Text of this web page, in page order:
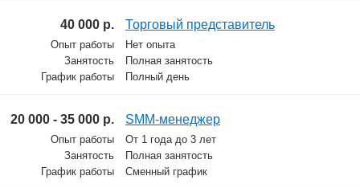
40 000 р. Торговый представитель
Опыт работы
Нет опыта
Занятость
Полная занятость
График работы
Полный день
20 000 - 35 000 р. SMM-менеджер
Опыт работы
От 1 года до 3 лет
Занятость
Полная занятость
График работы
Сменный график